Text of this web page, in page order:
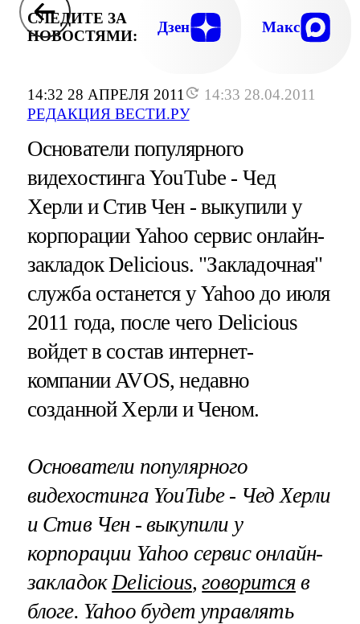
14:32 28 АПРЕЛЯ 2011
14:33 28.04.2011
РЕДАКЦИЯ ВЕСТИ.РУ
СЛЕДИТЕ ЗА
НОВОСТЯМИ:
Дзен Макс
Основатели популярного
видехостинга YouTube - Чед
Херли и Стив Чен - выкупили у
корпорации Yahoo сервис онлайн-
закладок Delicious. "Закладочная"
служба останется у Yahoo до июля
2011 года, после чего Delicious
войдет в состав интернет-
компании AVOS, недавно
созданной Херли и Ченом.
Основатели популярного
видехостинга YouTube- Чед Херли
и Стив Чен - выкупили у
корпорации Yahoo сервис онлайн-
закладок Delicious,говоритсяв
блоге. Yahoo будет управлять